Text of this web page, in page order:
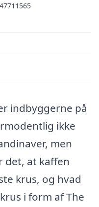
indbyggerne på
ikke
men
at kaffen
krus, og hvad
i form af The